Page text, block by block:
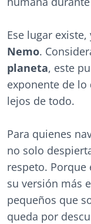
Ese lugar
Nemo.
planeta, este
exponente de
lejos de todo.
Para quienes
no solo
respeto. Porque
su versión más
pequeños que
queda por